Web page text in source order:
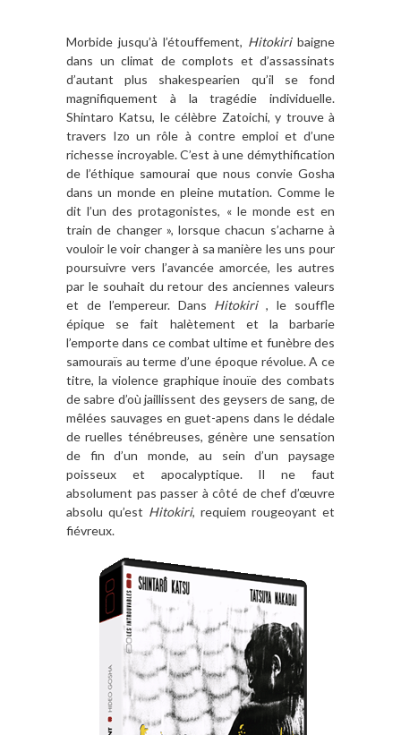
Morbide jusqu’à l’étouffement, Hitokiribaigne
dans un climat de complots et d’assassinats
d’autant plus shakespearien qu’il se fond
magnifiquement à la tragédie individuelle.
Shintaro Katsu, le célèbre Zatoichi, y trouve à
travers Izo un rôle à contre emploi et d’une
richesse incroyable. C’est à une démythification
de l’éthique samourai que nous convie Gosha
dans un monde en pleine mutation. Comme le
dit l’un des protagonistes, « le monde est en
train de changer », lorsque chacun s’acharne à
vouloir le voir changer à sa manière les uns pour
poursuivre vers l’avancée amorcée, les autres
par le souhait du retour des anciennes valeurs
et de l’empereur. Dans Hitokiri, le souffle
épique se fait halètement et la barbarie
l’emporte dans ce combat ultime et funèbre des
samouraïs au terme d’une époque révolue. A ce
titre, la violence graphique inouïe des combats
de sabre d’où jaillissent des geysers de sang, de
mêlées sauvages en guet-apens dans le dédale
de ruelles ténébreuses, génère une sensation
de fin d’un monde, au sein d’un paysage
poisseux et apocalyptique. Il ne faut
absolument pas passer à côté de chef d’œuvre
absolu qu’est Hitokiri, requiem rougeoyant et
fiévreux.